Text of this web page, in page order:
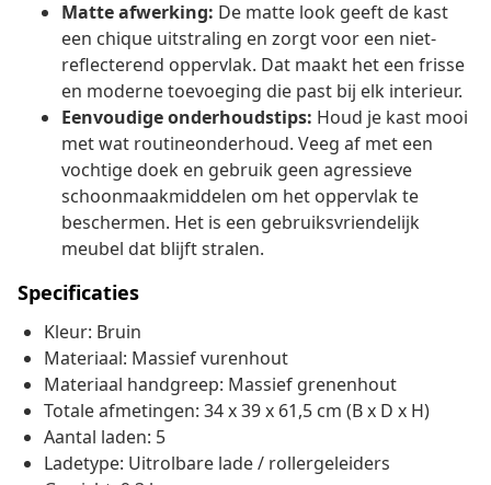
Matte afwerking: De matte look geeft de kast
een chique uitstraling en zorgt voor een niet-
reflecterend oppervlak. Dat maakt het een frisse
en moderne toevoeging die past bij elk interieur.
Eenvoudige onderhoudstips: Houd je kast mooi
met wat routineonderhoud. Veeg af met een
vochtige doek en gebruik geen agressieve
schoonmaakmiddelen om het oppervlak te
beschermen. Het is een gebruiksvriendelijk
meubel dat blijft stralen.
Specificaties
Kleur: Bruin
Materiaal: Massief vurenhout
Materiaal handgreep: Massief grenenhout
Totale afmetingen: 34 x 39 x 61,5 cm (B x D x H)
Aantal laden: 5
Ladetype: Uitrolbare lade / rollergeleiders